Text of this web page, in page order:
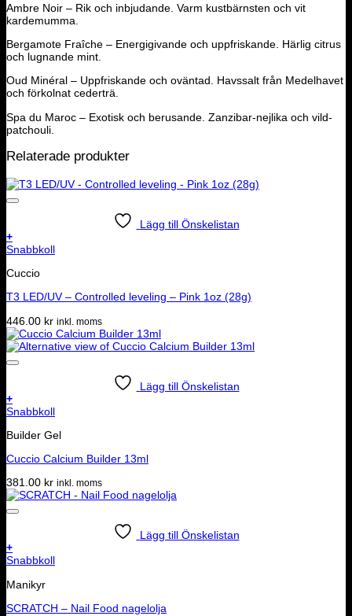
Ambre Noir – Rik och inbjudande. Varm kustbärnsten och vit
kardemumma.
Bergamote Fraîche – Energigivande och uppfriskande. Härlig citrus
och lugnande mint.
Oud Minéral – Uppfriskande och oväntad. Havssalt från Medelhavet
och förkolnat cederträ.
Spa du Maroc – Exotisk och berusande. Zanzibar-nejlika och vild-
patchouli.
Relaterade produkter
Lägg till Önskelistan
+
Snabbkoll
Cuccio
T3 LED/UV – Controlled leveling – Pink 1oz (28g)
446.00 kr inkl. moms
Lägg till Önskelistan
+
Snabbkoll
Builder Gel
Cuccio Calcium Builder 13ml
381.00 kr inkl. moms
Lägg till Önskelistan
+
Snabbkoll
Manikyr
SCRATCH – Nail Food nagelolja